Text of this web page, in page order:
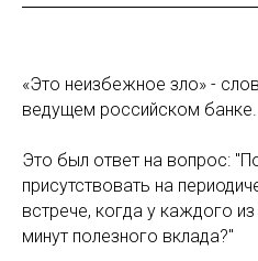
«Это неизбежное зло» -
ведущем российском банке.
Это был ответ на вопрос:
присутствовать на
встрече, когда у каждого
минут полезного вклада?"